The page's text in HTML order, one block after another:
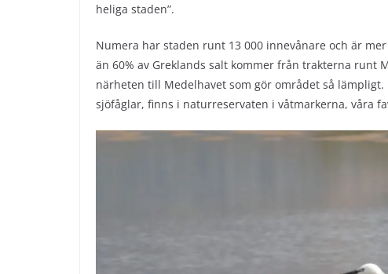
heliga staden”.
Numera har staden runt 13 000 innevånare och är
än 60% av Greklands salt kommer från trakterna runt
närheten till Medelhavet som gör området så
sjöfåglar, finns i naturreservaten i våtmarkerna, våra